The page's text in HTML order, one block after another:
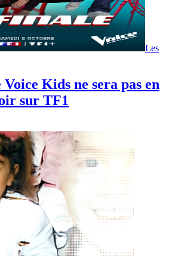
Les
Kids ne sera pas en
sur TF1